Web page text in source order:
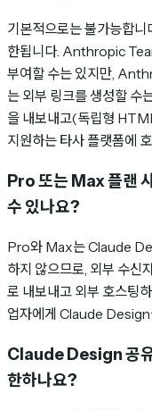
기본적으로는 불가능합
한됩니다. Anthropic
부여할 수는 있지만,
는 외부 링크를 생성할 수
을 내보내고(독립형
지원하는 타사 플랫폼에
Pro 또는 Max 플랜
수 있나요?
Pro와 Max는 Claude
하지 않으므로, 외부 수신
로 내보내고 외부 호스팅
업자에게 Claude Design
Claude Design 공유
한하나요?